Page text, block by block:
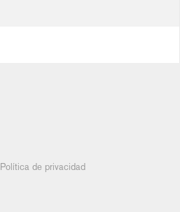
Política de privacidad